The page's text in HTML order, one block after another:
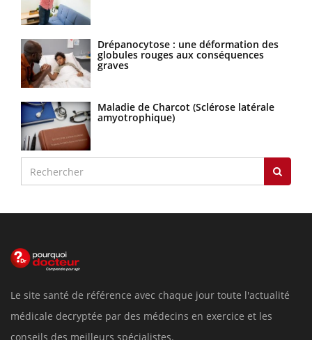
Drépanocytose : une déformation des
globules rouges aux conséquences
graves
Maladie de Charcot (Sclérose latérale
amyotrophique)
Le site santé de référence avec chaque jour toute l'actualité
médicale decryptée par des médecins en exercice et les
conseils des meilleurs spécialistes.